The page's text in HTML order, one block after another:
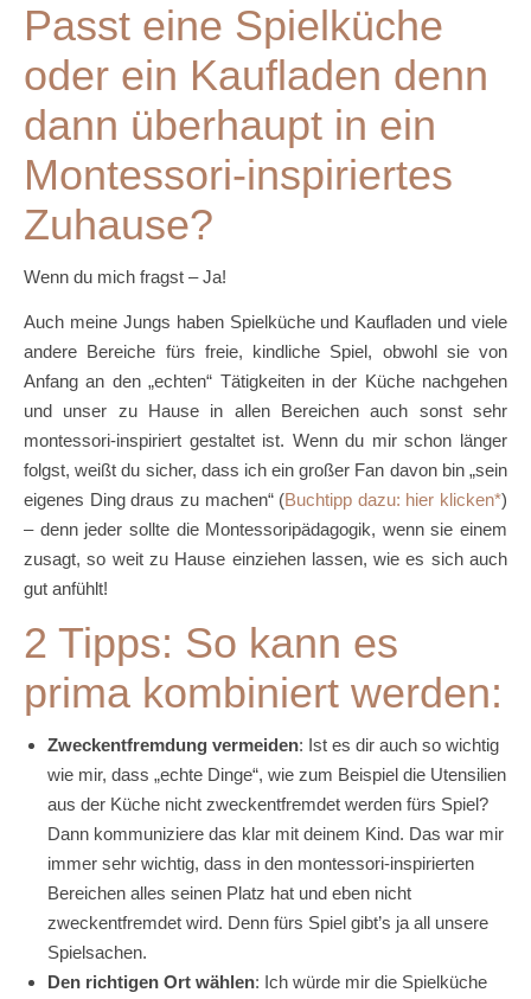
Passt eine Spielküche
oder ein Kaufladen denn
dann überhaupt in ein
Montessori-inspiriertes
Zuhause?
Wenn du mich fragst – Ja!
Auch meine Jungs haben Spielküche und Kaufladen und viele
andere Bereiche fürs freie, kindliche Spiel, obwohl sie von
Anfang an den „echten“ Tätigkeiten in der Küche nachgehen
und unser zu Hause in allen Bereichen auch sonst sehr
montessori-inspiriert gestaltet ist. Wenn du mir schon länger
folgst, weißt du sicher, dass ich ein großer Fan davon bin „sein
eigenes Ding draus zu machen“ (Buchtipp dazu: hier klicken )
– denn jeder sollte die Montessoripädagogik, wenn sie einem
zusagt, so weit zu Hause einziehen lassen, wie es sich auch
gut anfühlt!
2 Tipps: So kann es
prima kombiniert werden:
Zweckentfremdung vermeiden: Ist es dir auch so wichtig
wie mir, dass „echte Dinge“, wie zum Beispiel die Utensilien
aus der Küche nicht zweckentfremdet werden fürs Spiel?
Dann kommuniziere das klar mit deinem Kind. Das war mir
immer sehr wichtig, dass in den montessori-inspirierten
Bereichen alles seinen Platz hat und eben nicht
zweckentfremdet wird. Denn fürs Spiel gibt’s ja all unsere
Spielsachen.
Den richtigen Ort wählen: Ich würde mir die Spielküche